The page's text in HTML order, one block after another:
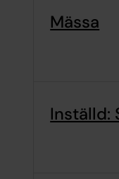
Mässa
Inställd: